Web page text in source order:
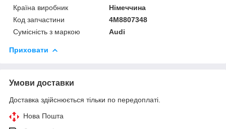
Країна виробник
Німеччина
Код запчастини
4M8807348
Сумісність з маркою
Audi
Приховати
Умови доставки
Доставка здійснюється тільки по передоплаті.
Нова Пошта